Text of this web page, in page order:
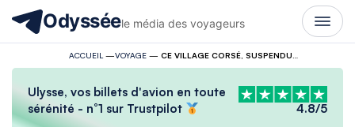
Odysséele média des voyageurs
ACCUEIL —VOYAGE—
Ulysse, vos billets d'avion en toute
sérénité - n°1 sur Trustpilot
4.8/5